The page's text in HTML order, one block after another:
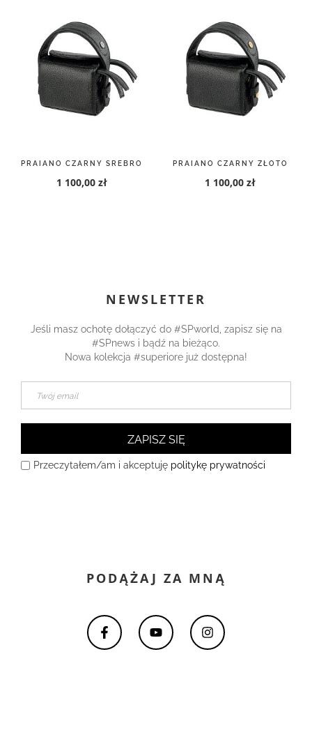
PRAIANO CZARNY SREBRO
1 100,00 zł
PRAIANO CZARNY ZŁOTO
1 100,00 zł
NEWSLETTER
Jeśli masz ochotę dołączyć do #SPworld, zapisz się na
#SPnews i bądź na bieżąco.
Nowa kolekcja #superiore już dostępna!
ZAPISZ SIĘ
Przeczytałem/am i akceptuję politykę prywatności
PODĄŻAJ ZA MNĄ